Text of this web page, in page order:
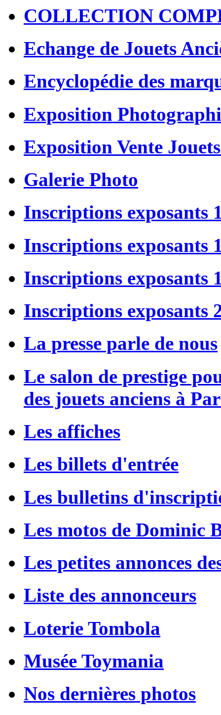
COLLECTION
Echange de Jouets
Encyclopédie des
Exposition
Exposition Vente
Galerie Photo
Inscriptions exposants
Inscriptions exposants
Inscriptions exposants
Inscriptions exposants
La presse parle de nous
Le salon de prestige
des jouets anciens à
Les affiches
Les billets d'entrée
Les bulletins
Les motos de Dominic
Les petites annonces
Liste des annonceurs
Loterie Tombola
Musée Toymania
Nos dernières photos